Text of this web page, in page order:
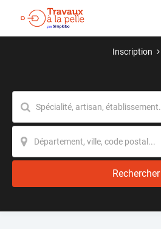
Inscription
Rechercher